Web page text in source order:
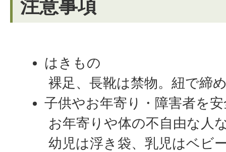
注意事項
はきもの
裸足、長靴は禁物。紐で締
子供やお年寄り・障害者を
お年寄りや体の不自由な人
幼児は浮き袋、乳児はベビ